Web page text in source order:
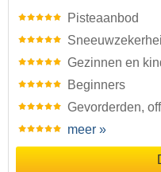
Pisteaanbod
Gezinnen en
Beginners
Gevorderden,
meer »